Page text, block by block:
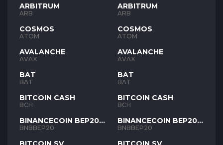
ARBITRUM
ARB
COSMOS
ATOM
AVALANCHE
AVAX
BAT
BAT
BITCOIN CASH
BCH
BINANCECOIN BEP20
BNB
BNBBEP20
ARBITRUM
ARB
COSMOS
ATOM
AVALANCHE
AVAX
BAT
BAT
BITCOIN CASH
BCH
BINANCECOIN BEP20
BNB
BNBBEP20